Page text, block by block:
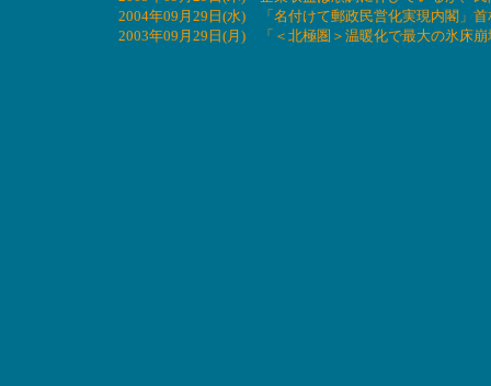
2004年09月29日(水) 「名付けて郵政民営化実現内閣」
2003年09月29日(月) 「＜北極圏＞温暖化で最大の氷床